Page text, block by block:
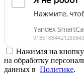
Нажимая на
на обработку
данных в Политике.